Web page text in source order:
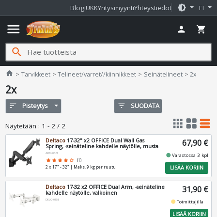
BlogiUKKYritysmyyntiYhteystiedot brightness_medium FI
menu person shopping_cart
search
home Jimms.fi
Tarvikkeet Telineet/varret//kiinnikkeet Seinätelineet 2x
2x
sort Pisteytys filter_list SUODATA
Näytetään : 1 - 2 / 2 apps grid_view table_rows
Deltaco 17-32" x2 OFFICE Dual Wall Gas
Spring, -seinäteline kahdelle näytölle, musta
ARM-0361
star star star star star_border (1)
2 x 17" - 32" | Maks. 9 kg per ruutu
67,90 €
fiber_manual_recordVarastossa 3 kpl
LISÄÄ KORIIN
Deltaco 17-32 x2 OFFICE Dual Arm, -seinäteline
kahdelle näytölle, valkoinen
DELO-0158
31,90 €
fiber_manual_recordToimittajilla
LISÄÄ KORIIN